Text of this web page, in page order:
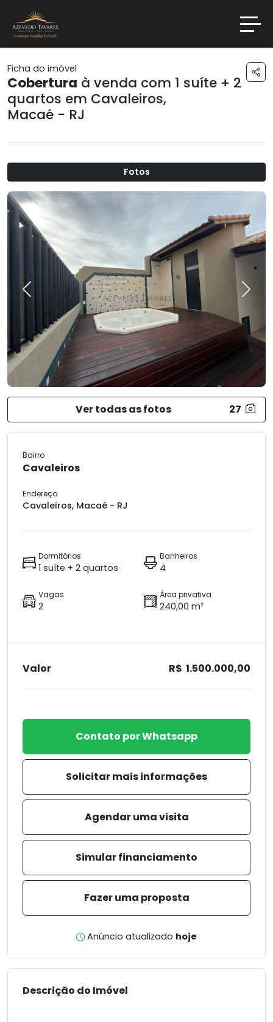
Ficha do imóvel
Cobertura à venda com 1 suíte + 2
quartos em Cavaleiros,
Macaé - RJ
Fotos
Previous Next
Ver todas as fotos 27
Bairro
Cavaleiros
Endereço
Cavaleiros, Macaé - RJ
Dormitórios
1 suíte + 2 quartos
Banheiros
4
Vagas
2
Área privativa
240,00 m²
Valor R$ 1.500.000,00
Contato por Whatsapp
Solicitar mais informações
Agendar uma visita
Simular financiamento
Fazer uma proposta
Anúncio atualizado hoje
Descrição do Imóvel